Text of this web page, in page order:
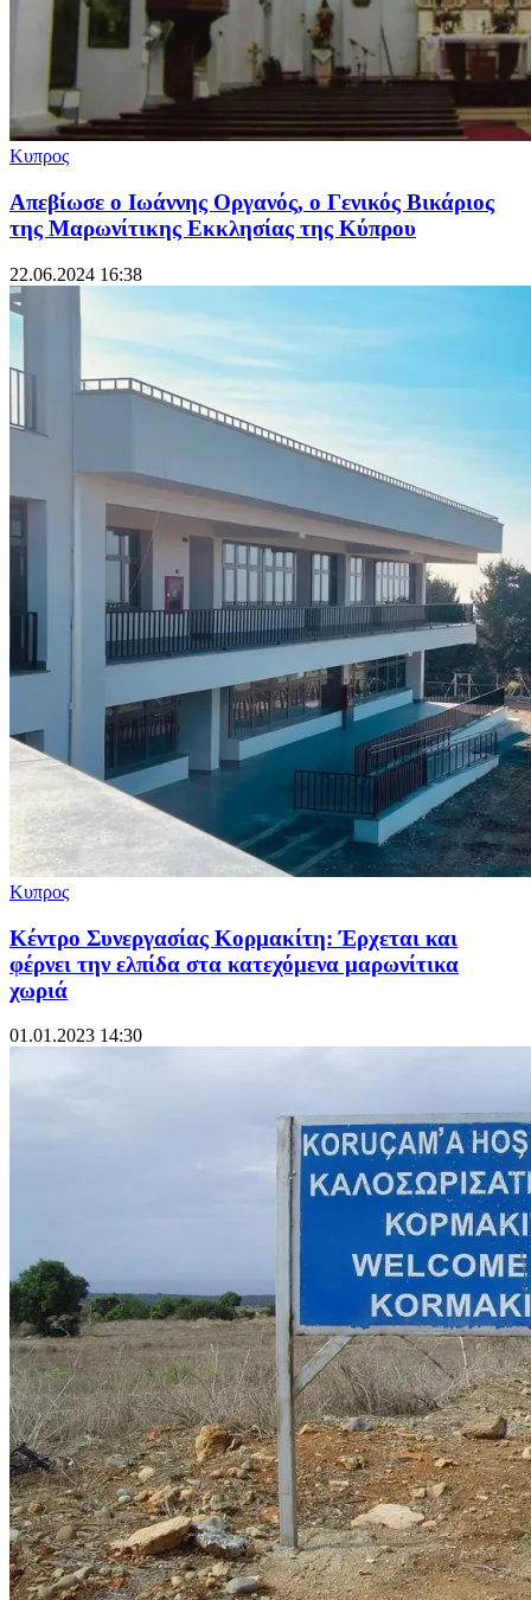
Κυπρος
Απεβίωσε ο Ιωάννης Οργανός, ο Γενικός Βικάριος
της Μαρωνίτικης Εκκλησίας της Κύπρου
22.06.2024 16:38
Κυπρος
Κέντρο Συνεργασίας Κορμακίτη: Έρχεται και
φέρνει την ελπίδα στα κατεχόμενα μαρωνίτικα
χωριά
01.01.2023 14:30